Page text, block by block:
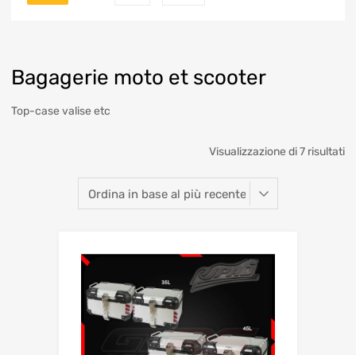
Bagagerie moto et scooter
Top-case valise etc
Visualizzazione di 7 risultati